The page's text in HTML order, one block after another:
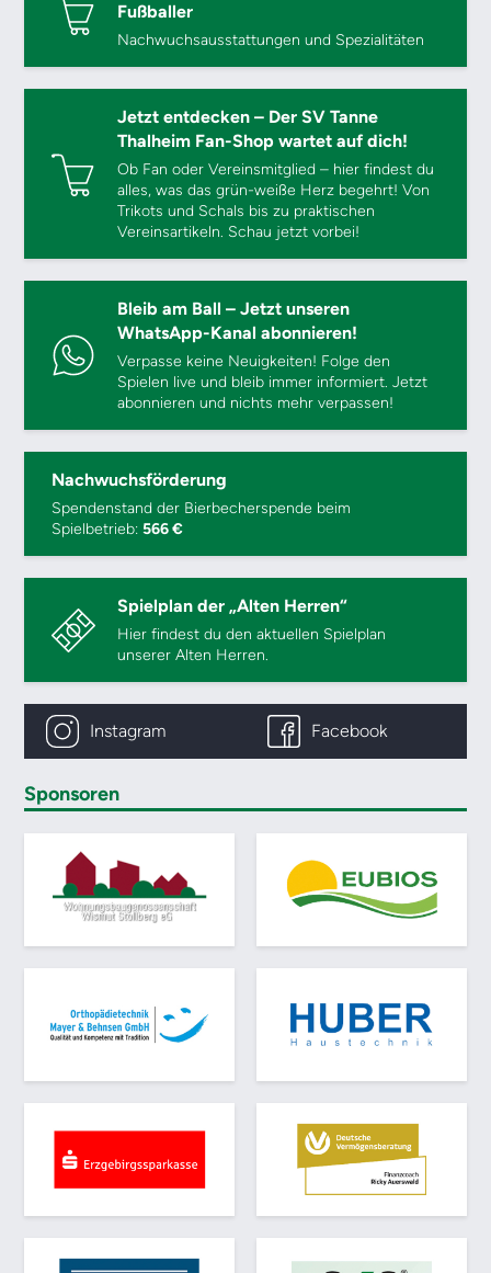
Fußballer
Nachwuchsausstattungen und Spezialitäten
Jetzt entdecken – Der SV Tanne
Thalheim Fan-Shop wartet auf dich!
Ob Fan oder Vereinsmitglied – hier findest du
alles, was das grün-weiße Herz begehrt! Von
Trikots und Schals bis zu praktischen
Vereinsartikeln. Schau jetzt vorbei!
Bleib am Ball – Jetzt unseren
WhatsApp-Kanal abonnieren!
Verpasse keine Neuigkeiten! Folge den
Spielen live und bleib immer informiert. Jetzt
abonnieren und nichts mehr verpassen!
Nachwuchsförderung
Spendenstand der Bierbecherspende beim
Spielbetrieb:566 €
Spielplan der „Alten Herren“
Hier findest du den aktuellen Spielplan
unserer Alten Herren.
Instagram Facebook
Sponsoren